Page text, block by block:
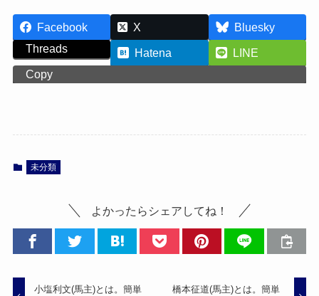
Facebook X
Bluesky
Threads
Hatena
LINE
Copy
未分類
よかったらシェアしてね！
小塩利文(馬主)とは。簡単
橋本征道(馬主)とは。簡単